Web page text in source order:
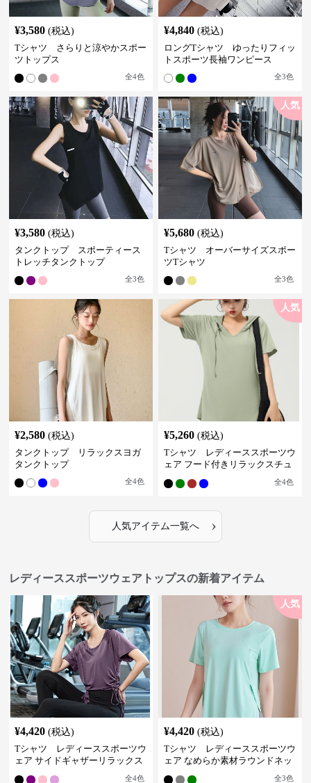
¥3,580 (税込)
Tシャツ さらりと涼やかスポー
ツトップス
全4色
¥4,840 (税込)
ロングTシャツ ゆったりフィッ
トスポーツ長袖ワンピース
全3色
¥3,580 (税込)
タンクトップ スポーティース
トレッチタンクトップ
全3色
人気
¥5,680 (税込)
Tシャツ オーバーサイズスポー
ツTシャツ
全3色
¥2,580 (税込)
タンクトップ リラックスヨガ
タンクトップ
全4色
人気
¥5,260 (税込)
Tシャツ レディーススポーツウ
ェア フード付きリラックスチュ
全4色
人気アイテム一覧へ ›
レディーススポーツウェアトップスの新着アイテム
¥4,420 (税込)
Tシャツ レディーススポーツウ
ェア サイドギャザーリラックス
全4色
人気
¥4,420 (税込)
Tシャツ レディーススポーツウ
ェア なめらか素材ラウンドネッ
全3色